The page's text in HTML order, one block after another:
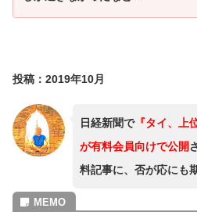
投稿：2019年10月
日経新聞で『タイ、上
が有料会員向けで公開
料記事に、否が応にも